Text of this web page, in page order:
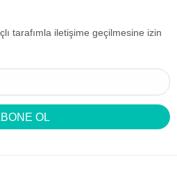
tarafımla iletişime geçilmesine izin
OL